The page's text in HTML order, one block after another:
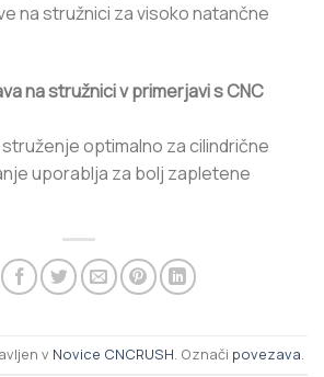
na stružnici za visoko natančne
na stružnici v primerjavi s CNC
optimalno za cilindrične
uporablja za bolj zapletene
v Novice CNCRUSH. Označi povezava.